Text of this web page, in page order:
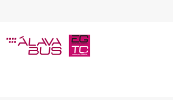
Aviso: Fin